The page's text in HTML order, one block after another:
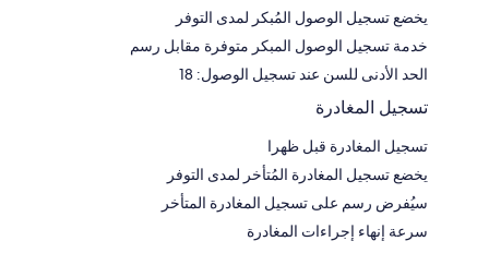
يخضع تسجيل الوصول المُبكر لمدى التوفر
خدمة تسجيل الوصول المبكر متوفرة مقابل رسم
الحد الأدنى للسن عند تسجيل الوصول: 18
تسجيل المغادرة
تسجيل المغادرة قبل ظهرا
يخضع تسجيل المغادرة المُتأخر لمدى التوفر
سيُفرض رسم على تسجيل المغادرة المتأخر
سرعة إنهاء إجراءات المغادرة